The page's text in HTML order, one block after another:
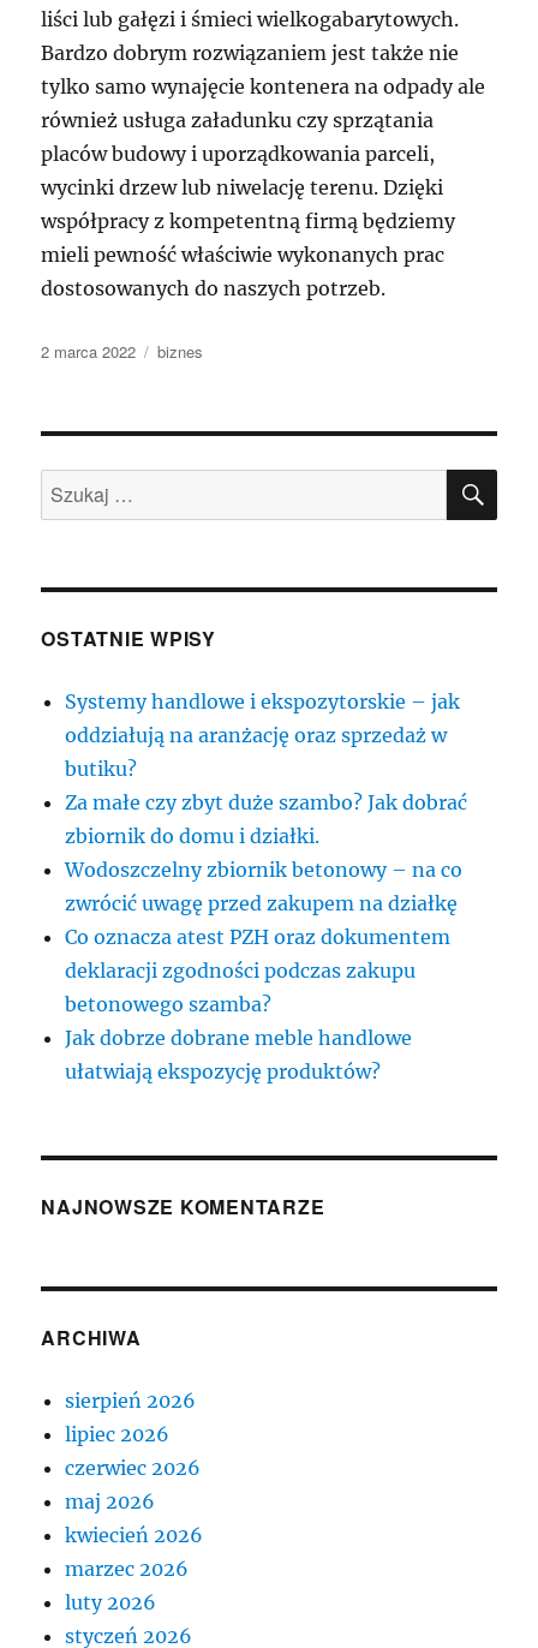
liści lub gałęzi i śmieci wielkogabarytowych.
Bardzo dobrym rozwiązaniem jest także nie
tylko samo wynajęcie kontenera na odpady ale
również usługa załadunku czy sprzątania
placów budowy i uporządkowania parceli,
wycinki drzew lub niwelację terenu. Dzięki
współpracy z kompetentną firmą będziemy
mieli pewność właściwie wykonanych prac
dostosowanych do naszych potrzeb.
Data
2 marca 2022 Kategorie
biznes
Szukaj:
OSTATNIE WPISY
Systemy handlowe i ekspozytorskie – jak
oddziałują na aranżację oraz sprzedaż w
butiku?
Za małe czy zbyt duże szambo? Jak dobrać
zbiornik do domu i działki.
Wodoszczelny zbiornik betonowy – na co
zwrócić uwagę przed zakupem na działkę
Co oznacza atest PZH oraz dokumentem
deklaracji zgodności podczas zakupu
betonowego szamba?
Jak dobrze dobrane meble handlowe
ułatwiają ekspozycję produktów?
NAJNOWSZE KOMENTARZE
ARCHIWA
sierpień 2026
lipiec 2026
czerwiec 2026
maj 2026
kwiecień 2026
marzec 2026
luty 2026
styczeń 2026